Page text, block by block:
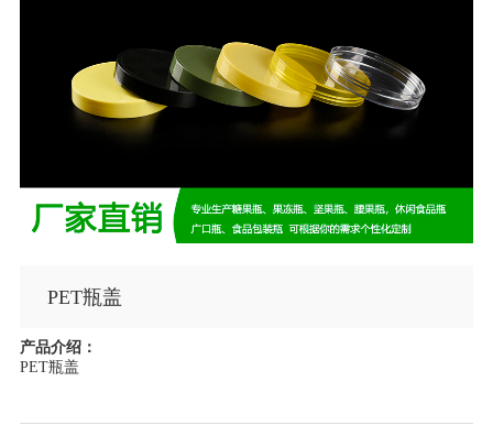
PET瓶盖
产品介绍：
PET瓶盖